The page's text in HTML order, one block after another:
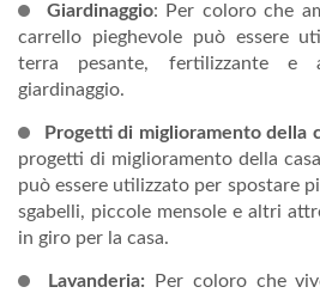
Giardinaggio: Per coloro che
carrello pieghevole può essere
terra pesante, fertilizzante
giardinaggio.
Progetti di miglioramento della
progetti di miglioramento della
può essere utilizzato per spostare
sgabelli, piccole mensole e altri
in giro per la casa.
Lavanderia: Per coloro che